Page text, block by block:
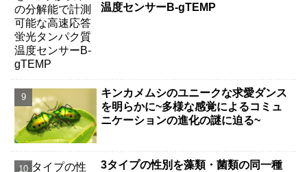
温度センサーB-gTEMP
キンカメムシのユニークな求愛ダンス
を明らかに~多様な感覚によるコミュ
ニケーションの進化の謎に迫る~
3タイプの性別を藻類・菌類の同一種